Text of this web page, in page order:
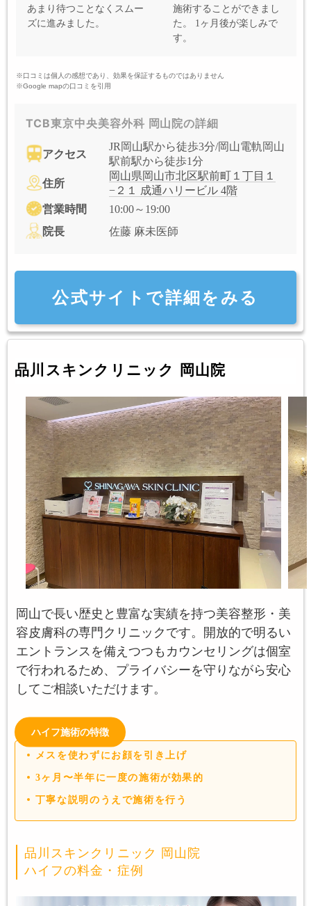
あまり待つことなくスムー
ズに進みました。
施術することができまし
た。 1ヶ月後が楽しみで
す。
※口コミは個人の感想であり、効果を保証するものではありません
※Google mapの口コミを引用
TCB東京中央美容外科 岡山院の詳細
アクセス
JR岡山駅から徒歩3分/岡山電軌岡山
駅前駅から徒歩1分
住所
岡山県岡山市北区駅前町１丁目１
−２１ 成通ハリービル 4階
営業時間
10:00～19:00
院長
佐藤 麻未医師
公式サイトで詳細をみる
品川スキンクリニック 岡山院
岡山で長い歴史と豊富な実績を持つ美容整形・美
容皮膚科の専門クリニックです。開放的で明るい
エントランスを備えつつもカウンセリングは個室
で行われるため、プライバシーを守りながら安心
してご相談いただけます。
ハイフ施術の特徴
メスを使わずにお顔を引き上げ
3ヶ月〜半年に一度の施術が効果的
丁寧な説明のうえで施術を行う
品川スキンクリニック 岡山院
ハイフの料金・症例